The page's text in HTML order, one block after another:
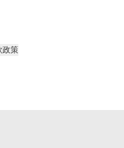
政策